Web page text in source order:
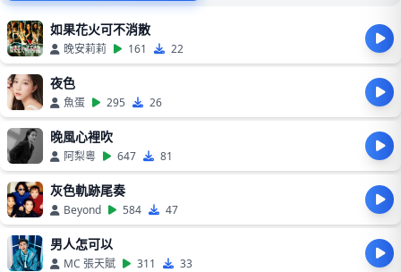
如果花火可不消散
晚安莉莉 161 22
夜色
魚蛋 295 26
晚風心裡吹
阿梨粵 647 81
灰色軌跡尾奏
Beyond 584 47
男人怎可以
MC 張天賦 311 33